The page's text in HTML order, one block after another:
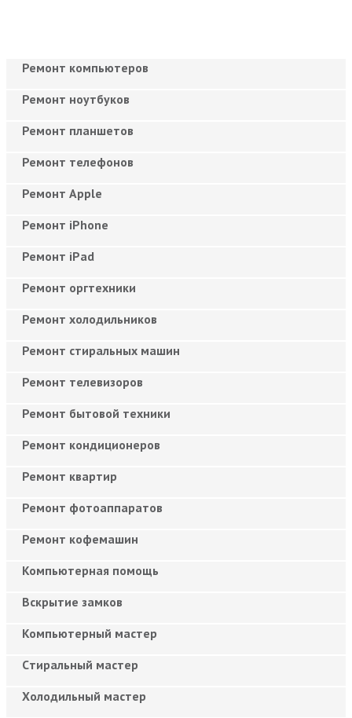
Ремонт компьютеров
Ремонт ноутбуков
Ремонт планшетов
Ремонт телефонов
Ремонт Apple
Ремонт iPhone
Ремонт iPad
Ремонт оргтехники
Ремонт холодильников
Ремонт стиральных машин
Ремонт телевизоров
Ремонт бытовой техники
Ремонт кондиционеров
Ремонт квартир
Ремонт фотоаппаратов
Ремонт кофемашин
Компьютерная помощь
Вскрытие замков
Компьютерный мастер
Cтиральный мастер
Холодильный мастер